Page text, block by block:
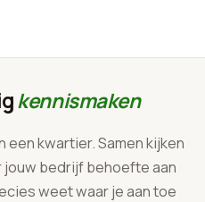
kennismaken
een kwartier. Samen kijken
bedrijf behoefte aan
weet waar je aan toe